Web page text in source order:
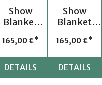
Show
Blanket
Regulärer Preis:
165,00 €
DETAILS
Show
Blanket
Regulärer
165,00 €
DETAILS